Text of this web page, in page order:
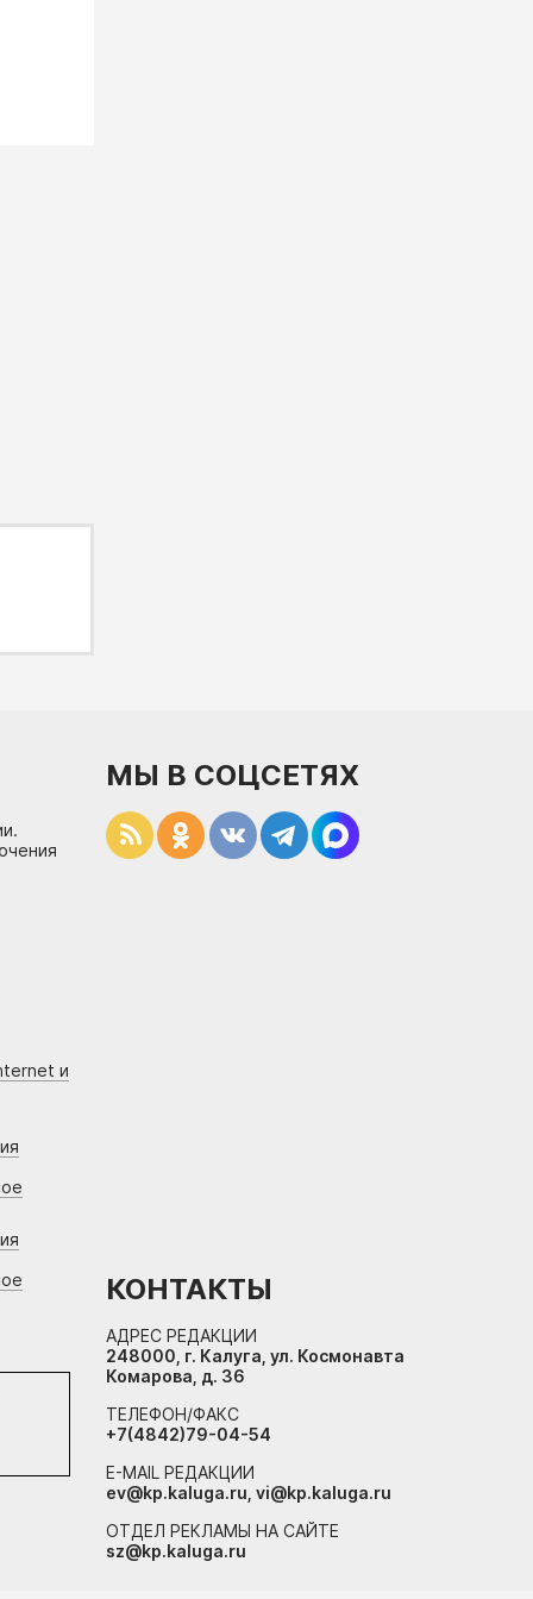
и
МЫ В СОЦСЕТЯХ
КОНТАКТЫ
АДРЕС РЕДАКЦИИ
248000, г. Калуга, ул. Космонавта
Комарова, д. 36
ТЕЛЕФОН/ФАКС
+7(4842)79-04-54
E-MAIL РЕДАКЦИИ
ev@kp.kaluga.ru, vi@kp.kaluga.ru
ОТДЕЛ РЕКЛАМЫ НА САЙТЕ
sz@kp.kaluga.ru